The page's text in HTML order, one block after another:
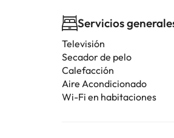
Servicios
Televisión
Secador de pelo
Calefacción
Aire Acondicionado
Wi-Fi en habitaciones